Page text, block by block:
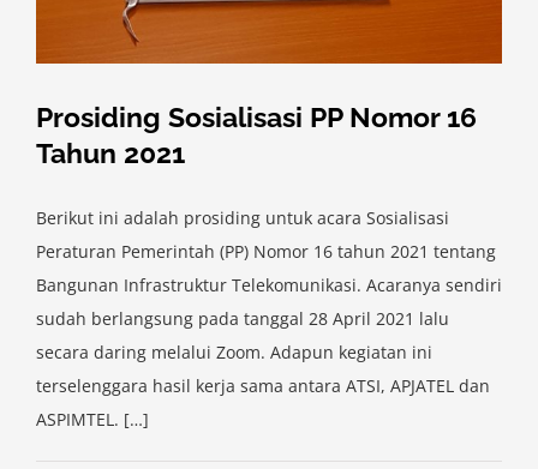
Prosiding Sosialisasi PP Nomor 16
Tahun 2021
Berikut ini adalah prosiding untuk acara Sosialisasi
Peraturan Pemerintah (PP) Nomor 16 tahun 2021 tentang
Bangunan Infrastruktur Telekomunikasi. Acaranya sendiri
sudah berlangsung pada tanggal 28 April 2021 lalu
secara daring melalui Zoom. Adapun kegiatan ini
terselenggara hasil kerja sama antara ATSI, APJATEL dan
ASPIMTEL. […]